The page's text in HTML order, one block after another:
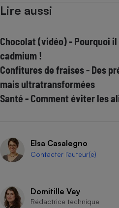
Lire aussi
Chocolat (vidéo) - Pourquoi
cadmium !
Confitures de fraises - Des
mais ultratransformées
Santé - Comment éviter les
Elsa Casalegno
Contacter l’auteur(e)
Domitille Vey
Rédactrice technique